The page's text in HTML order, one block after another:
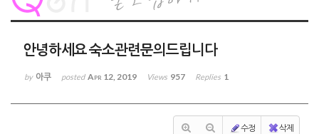
안녕하세요 숙소관련문의드립니다
by 아쿠 posted Apr 12, 2019 Views 957 Replies 1
수정 삭제